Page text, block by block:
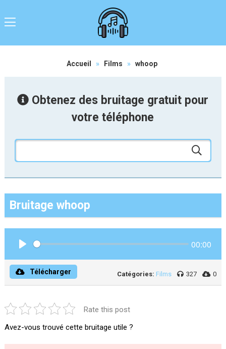
Accueil » Films » whoop
Obtenez des bruitage gratuit pour
votre téléphone
Bruitage whoop
00:00
Télécharger Catégories: Films 327 0
Rate this post
Avez-vous trouvé cette bruitage utile ?